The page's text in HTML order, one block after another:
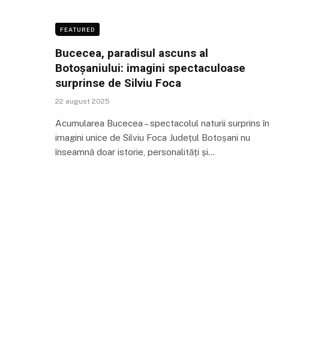
FEATURED
Bucecea, paradisul ascuns al
Botoșaniului: imagini spectaculoase
surprinse de Silviu Foca
22 august 2025
Acumularea Bucecea – spectacolul naturii surprins în
imagini unice de Silviu Foca Județul Botoșani nu
înseamnă doar istorie, personalități și…